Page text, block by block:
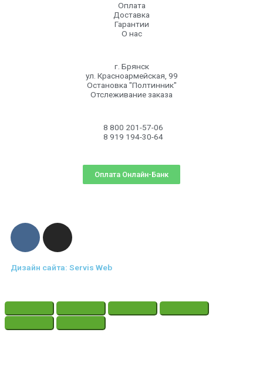
Оплата
Доставка
Гарантии
О нас
г. Брянск
ул. Красноармейская, 99
Остановка "Полтинник"
Отслеживание заказа
8 800 201-57-06
8 919 194-30-64
Оплата Онлайн-Банк
Дизайн сайта: Servis Web